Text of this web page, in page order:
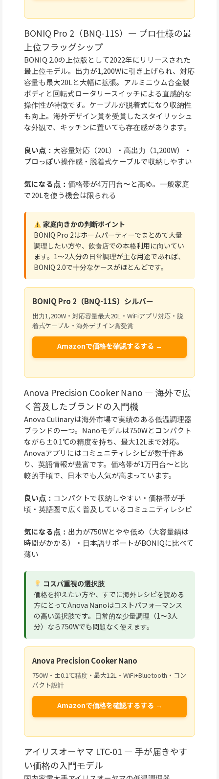
BONIQ Pro 2（BNQ-11S）— プロ仕様の最
上位フラッグシップ
BONIQ 2.0の上位版として2022年にリリースされた
最上位モデル。出力が1,200Wに引き上げられ、対応
容量も最大20Lと大幅に拡張。アルミニウム合金製
ボディと回転式ロータリースイッチによる直感的な
操作性が特徴です。ケーブルが脱着式になり収納性
も向上。海外デザイン賞を受賞したスタイリッシュ
な外観で、キッチンに置いても存在感があります。
良い点： 大容量対応（20L）・高出力（1,200W）・
プロっぽい操作感・脱着式ケーブルで収納しやすい
気になる点： 価格帯が4万円台〜と高め。一般家庭
で20Lを使う機会は限られる
家庭向きかの判断ポイント
BONIQ Pro 2はホームパーティーでまとめて大量
調理したい方や、飲食店での本格利用に向いてい
ます。1〜2人分の日常調理が主な用途であれば、
BONIQ 2.0で十分なケースがほとんどです。
BONIQ Pro 2（BNQ-11S）シルバー
出力1,200W・対応容量最大20L・WiFiアプリ対応・脱
着式ケーブル・海外デザイン賞受賞
Amazonで価格を確認するする →
Anova Precision Cooker Nano — 海外で広
く普及したブランドの入門機
Anova Culinaryは海外市場で実績のある低温調理器
ブランドの一つ。Nanoモデルは750Wとコンパクト
ながら±0.1℃の精度を持ち、最大12Lまで対応。
Anovaアプリにはコミュニティレシピが数千件あ
り、英語情報が豊富です。価格帯が1万円台〜と比
較的手頃で、日本でも人気が高まっています。
良い点： コンパクトで収納しやすい・価格帯が手
頃・英語圏で広く普及しているコミュニティレシピ
気になる点： 出力が750Wとやや低め（大容量鍋は
時間がかかる）・日本語サポートがBONIQに比べて
薄い
コスパ重視の選択肢
価格を抑えたい方や、すでに海外レシピを読める
方にとってAnova Nanoはコストパフォーマンス
の高い選択肢です。日常的な少量調理（1〜3人
分）なら750Wでも問題なく使えます。
Anova Precision Cooker Nano
750W・±0.1℃精度・最大12L・WiFi+Bluetooth・コン
パクト設計
Amazonで価格を確認するする →
アイリスオーヤマ LTC-01 — 手が届きやす
い価格の入門モデル